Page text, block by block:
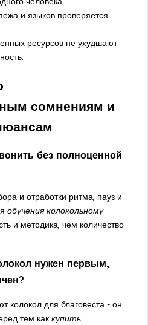
и языков проверяется
ресурсов не ухудшают
сомнениям и
без полноценной
и отработки ритма, пауз и
обучения колокольному
и методика, чем количество
нужен первым,
колокол для благовеста - он
тем как купить